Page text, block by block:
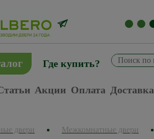
Где купить?
Акции Оплата Доставка
двери Межкомнатные двери